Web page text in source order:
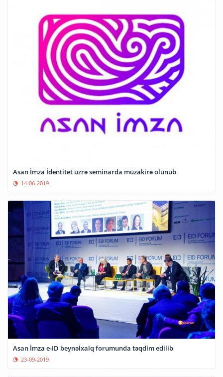
Asan İmza İdentitet üzrə seminarda müzakirə olunub
14-06-2019
Аsan İmza e-ID beynəlxalq forumunda təqdim edilib
23-09-2019